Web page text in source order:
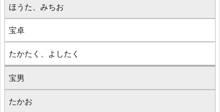
ほうた、みちお
宝卓
たかたく、よしたく
宝男
たかお